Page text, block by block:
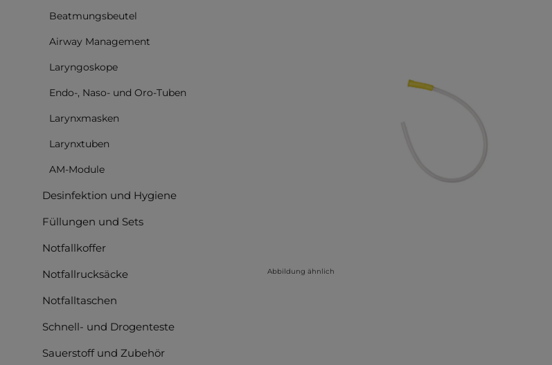
Beatmungsbeutel
Airway Management
Laryngoskope
Endo-, Naso- und Oro-Tuben
Larynxmasken
Larynxtuben
AM-Module
Desinfektion und Hygiene
Füllungen und Sets
Notfallkoffer
Notfallrucksäcke
Notfalltaschen
Schnell- und Drogenteste
Sauerstoff und Zubehör
Abbildung ähnlich